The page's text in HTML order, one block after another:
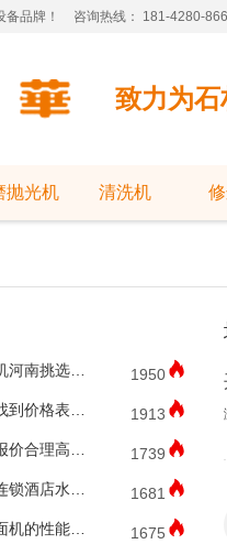
品牌！ 咨询热线： 181-4280-
致力为
抛光机 清洗机
1950
1913
1739
1681
1675